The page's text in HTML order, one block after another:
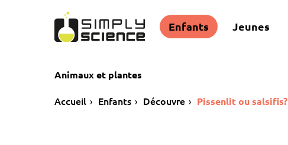
Enfants Jeunes
Animaux et plantes
Accueil Enfants Découvre Pissenlit ou salsifis?